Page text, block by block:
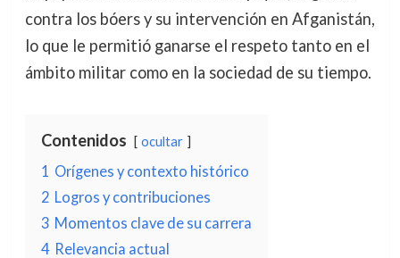
contra los bóers y su intervención en Afganistán,
lo que le permitió ganarse el respeto tanto en el
ámbito militar como en la sociedad de su tiempo.
Contenidos ocultar
1 Orígenes y contexto histórico
2 Logros y contribuciones
3 Momentos clave de su carrera
4 Relevancia actual